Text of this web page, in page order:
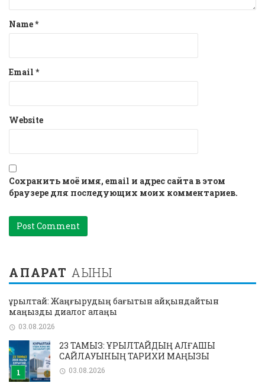
Name*
Email *
Website
Сохранить моё имя, email и адрес сайта в этом
браузере для последующих моих комментариев.
АҚПАРАТ АҒЫНЫ
Құрылтай: Жаңғырудың бағытын айқындайтын
маңызды диалог алаңы
03.08.2026
23 ТАМЫЗ: ҚҰРЫЛТАЙДЫҢ АЛҒАШҚЫ
САЙЛАУЫНЫҢ ТАРИХИ МАҢЫЗЫ
03.08.2026